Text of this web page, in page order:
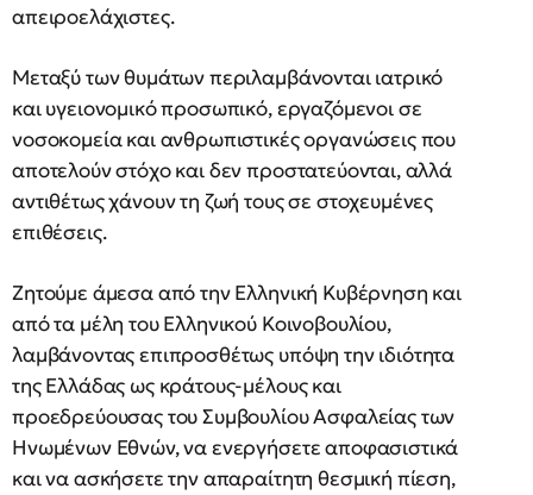
απειροελάχιστες.
Μεταξύ των θυμάτων περιλαμβάνονται ιατρικό
και υγειονομικό προσωπικό, εργαζόμενοι σε
νοσοκομεία και ανθρωπιστικές οργανώσεις που
αποτελούν στόχο και δεν προστατεύονται, αλλά
αντιθέτως χάνουν τη ζωή τους σε στοχευμένες
επιθέσεις.
Ζητούμε άμεσα από την Ελληνική Κυβέρνηση και
από τα μέλη του Ελληνικού Κοινοβουλίου,
λαμβάνοντας επιπροσθέτως υπόψη την ιδιότητα
της Ελλάδας ως κράτους-μέλους και
προεδρεύουσας του Συμβουλίου Ασφαλείας των
Ηνωμένων Εθνών, να ενεργήσετε αποφασιστικά
και να ασκήσετε την απαραίτητη θεσμική πίεση,